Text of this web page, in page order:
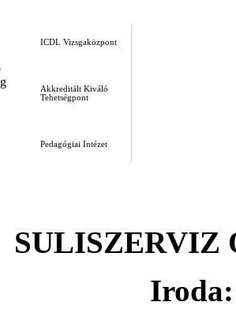
ICDL Vizsgaközpont
Akkreditált Kiváló
Tehetségpont
Pedagógiai Intézet
SULISZERVIZ
Iroda: